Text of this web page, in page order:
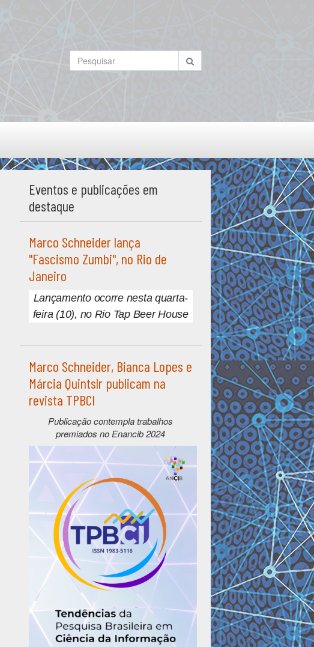
Eventos e publicações em
destaque
Marco Schneider lança
"Fascismo Zumbi", no Rio de
Janeiro
Lançamento ocorre nesta quarta-
feira (10), no Rio Tap Beer House
Marco Schneider, Bianca Lopes e
Márcia Quintslr publicam na
revista TPBCI
Publicação contempla trabalhos
premiados no Enancib 2024